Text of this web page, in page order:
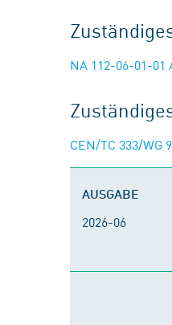
NA 112-06-01-01
CEN/TC 333/WG 9
AUSGABE
2026-06